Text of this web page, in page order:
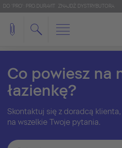
DO 'PRO': PRO.DURAVIT ZNAJDŹ DYSTRYBUTORA
Co powiesz na
łazienkę?
Skontaktuj się z doradcą
na wszelkie Twoje pytania.